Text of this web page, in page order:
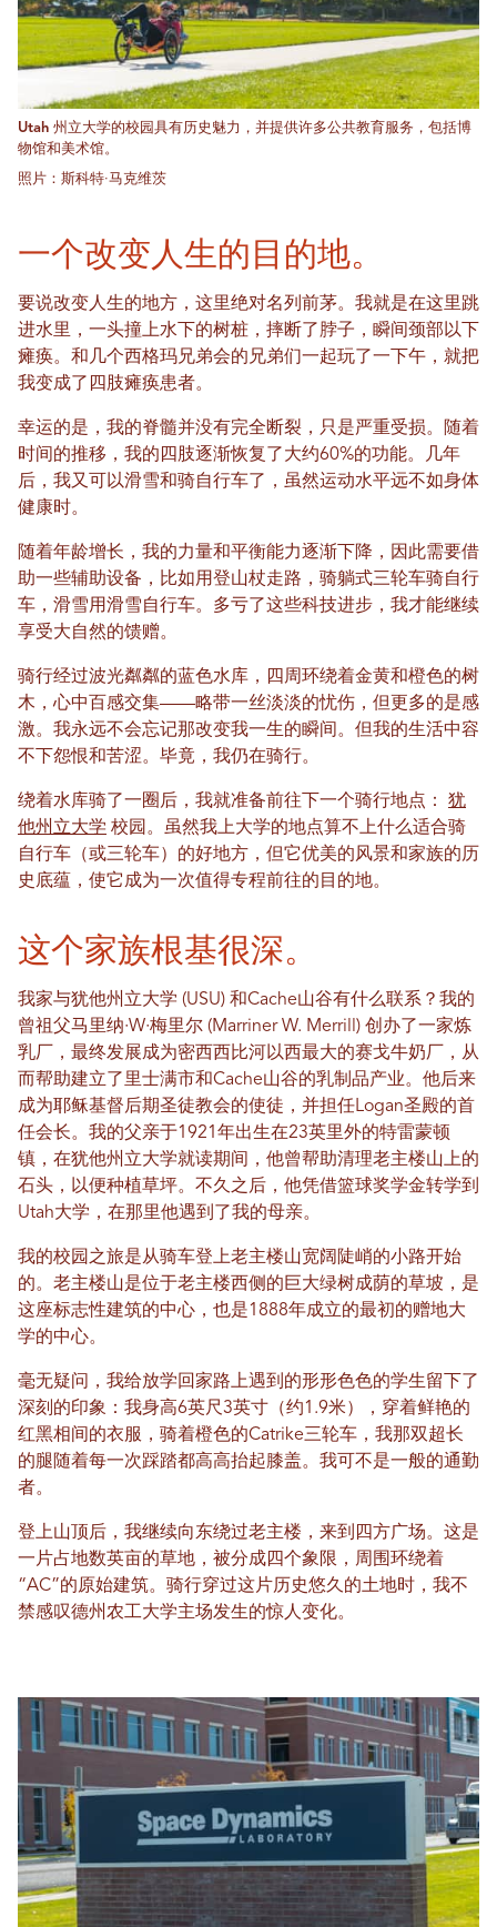
Utah 州立大学的校园具有历史魅力，并提供许多公共教育服务，包括博
物馆和美术馆。
照片：斯科特·马克维茨
一个改变人生的目的地。
要说改变人生的地方，这里绝对名列前茅。我就是在这里跳
进水里，一头撞上水下的树桩，摔断了脖子，瞬间颈部以下
瘫痪。和几个西格玛兄弟会的兄弟们一起玩了一下午，就把
我变成了四肢瘫痪患者。
幸运的是，我的脊髓并没有完全断裂，只是严重受损。随着
时间的推移，我的四肢逐渐恢复了大约60%的功能。几年
后，我又可以滑雪和骑自行车了，虽然运动水平远不如身体
健康时。
随着年龄增长，我的力量和平衡能力逐渐下降，因此需要借
助一些辅助设备，比如用登山杖走路，骑躺式三轮车骑自行
车，滑雪用滑雪自行车。多亏了这些科技进步，我才能继续
享受大自然的馈赠。
骑行经过波光粼粼的蓝色水库，四周环绕着金黄和橙色的树
木，心中百感交集——略带一丝淡淡的忧伤，但更多的是感
激。我永远不会忘记那改变我一生的瞬间。但我的生活中容
不下怨恨和苦涩。毕竟，我仍在骑行。
绕着水库骑了一圈后，我就准备前往下一个骑行地点： 犹
他州立大学 校园。虽然我上大学的地点算不上什么适合骑
自行车（或三轮车）的好地方，但它优美的风景和家族的历
史底蕴，使它成为一次值得专程前往的目的地。
这个家族根基很深。
我家与犹他州立大学 (USU) 和Cache山谷有什么联系？我的
曾祖父马里纳·W·梅里尔 (Marriner W. Merrill) 创办了一家炼
乳厂，最终发展成为密西西比河以西最大的赛戈牛奶厂，从
而帮助建立了里士满市和Cache山谷的乳制品产业。他后来
成为耶稣基督后期圣徒教会的使徒，并担任Logan圣殿的首
任会长。我的父亲于1921年出生在23英里外的特雷蒙顿
镇，在犹他州立大学就读期间，他曾帮助清理老主楼山上的
石头，以便种植草坪。不久之后，他凭借篮球奖学金转学到
Utah大学，在那里他遇到了我的母亲。
我的校园之旅是从骑车登上老主楼山宽阔陡峭的小路开始
的。老主楼山是位于老主楼西侧的巨大绿树成荫的草坡，是
这座标志性建筑的中心，也是1888年成立的最初的赠地大
学的中心。
毫无疑问，我给放学回家路上遇到的形形色色的学生留下了
深刻的印象：我身高6英尺3英寸（约1.9米），穿着鲜艳的
红黑相间的衣服，骑着橙色的Catrike三轮车，我那双超长
的腿随着每一次踩踏都高高抬起膝盖。我可不是一般的通勤
者。
登上山顶后，我继续向东绕过老主楼，来到四方广场。这是
一片占地数英亩的草地，被分成四个象限，周围环绕着
“AC”的原始建筑。骑行穿过这片历史悠久的土地时，我不
禁感叹德州农工大学主场发生的惊人变化。